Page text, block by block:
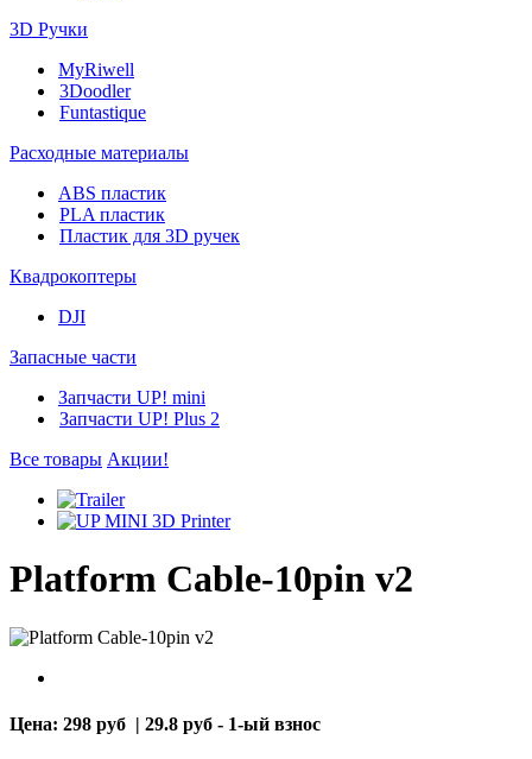
3D Ручки
MyRiwell
3Doodler
Funtastique
Расходные материалы
ABS пластик
PLA пластик
Пластик для 3D ручек
Квадрокоптеры
DJI
Запасные части
Запчасти UP! mini
Запчасти UP! Plus 2
Все товары Акции!
Platform Cable-10pin v2
Цена: 298 руб | 29.8 руб - 1-ый взнос